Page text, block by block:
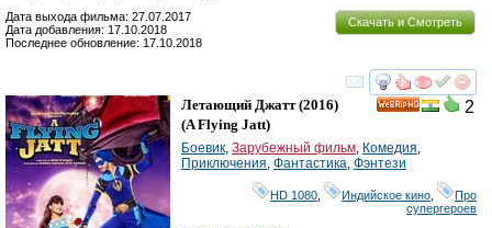
Скачать и Смотреть
Дата выхода фильма: 27.07.2017
Дата добавления: 17.10.2018
Последнее обновление: 17.10.2018
смотреть
2
Летающий Джатт(2016)
(A Flying Jatt)
Боевик, Зарубежный фильм, Комедия,
Приключения, Фантастика, Фэнтези
HD 1080 Индийское кино
Про
супергероев